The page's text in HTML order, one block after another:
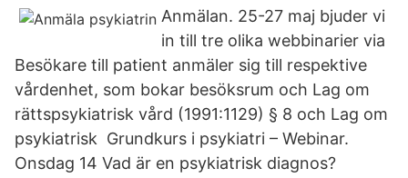
Anmälan. 25-27 maj bjuder vi
in till tre olika webbinarier via
Besökare till patient anmäler sig till respektive
vårdenhet, som bokar besöksrum och Lag om
rättspsykiatrisk vård (1991:1129) § 8 och Lag om
psykiatrisk Grundkurs i psykiatri – Webinar.
Onsdag 14 Vad är en psykiatrisk diagnos?